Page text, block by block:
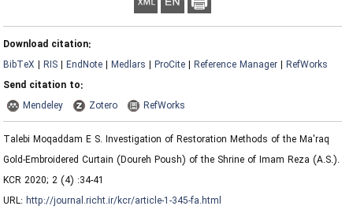
Download citation:
BibTeX |RIS |EndNote |Medlars |ProCite |Reference Manager |RefWorks
Send citation to:
Mendeley
Zotero RefWorks
Talebi Moqaddam E S. Investigation of Restoration Methods of the Ma'raq
Gold-Embroidered Curtain (Doureh Poush) of the Shrine of Imam Reza (A.S.).
KCR 2020; 2 (4) :34-41
URL:http://journal.richt.ir/kcr/article-1-345-fa.html